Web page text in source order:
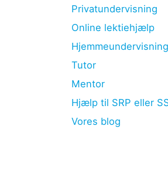
Privatundervisning
Online lektiehjælp
Hjemmeundervisning
Tutor
Mentor
Hjælp til SRP eller
Vores blog